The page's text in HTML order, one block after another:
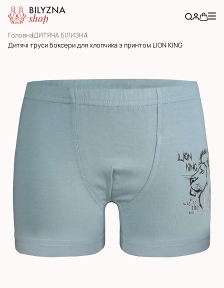
ГоловнаДИТЯЧА БІЛИЗНА
Дитячі труси боксери для хлопчика з принтом LION KING